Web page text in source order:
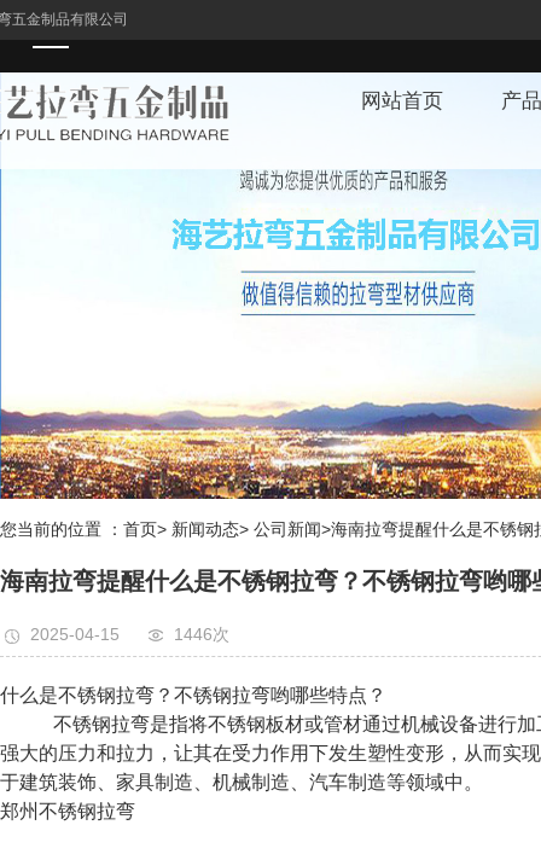
五金制品有限公司
1
网站首页 产
您当前的位置 ：首页> 新闻动态> 公司新闻>海南拉弯提醒什么是不锈
海南拉弯提醒什么是不锈钢拉弯？不锈钢拉弯哟哪
2025-04-15 1446次
什么是不锈钢拉弯？不锈钢拉弯哟哪些特点？
不锈钢拉弯是指将不锈钢板材或管材通过机械设备进行加
强大的压力和拉力，让其在受力作用下发生塑性变形，从而实
于建筑装饰、家具制造、机械制造、汽车制造等领域中。
郑州不锈钢拉弯